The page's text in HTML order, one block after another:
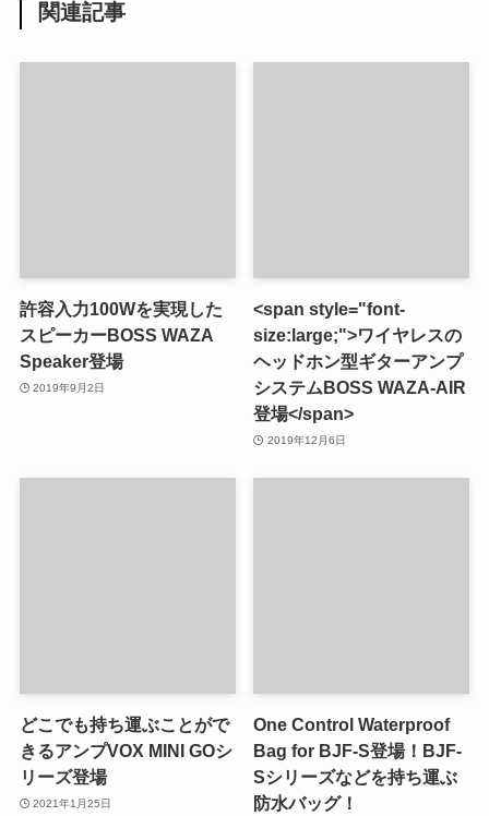
関連記事
許容入力100Wを実現した
スピーカーBOSS WAZA
Speaker登場
2019年9月2日
<span style="font-
size:large;">ワイヤレスの
ヘッドホン型ギターアンプ
システムBOSS WAZA-AIR
登場</span>
2019年12月6日
どこでも持ち運ぶことがで
きるアンプVOX MINI GOシ
リーズ登場
2021年1月25日
One Control Waterproof
Bag for BJF-S登場！BJF-
Sシリーズなどを持ち運ぶ
防水バッグ！